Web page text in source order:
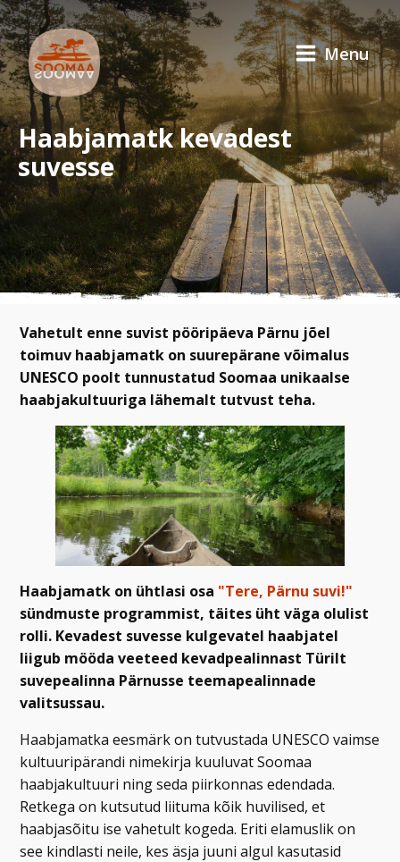
Menu
Haabjamatk kevadest
suvesse
Vahetult enne suvist pööripäeva Pärnu jõel
toimuv haabjamatk on suurepärane võimalus
UNESCO poolt tunnustatud Soomaa unikaalse
haabjakultuuriga lähemalt tutvust teha.
Haabjamatk on ühtlasi osa "Tere, Pärnu suvi!"
sündmuste programmist, täites üht väga olulist
rolli. Kevadest suvesse kulgevatel haabjatel
liigub mööda veeteed kevadpealinnast Türilt
suvepealinna Pärnusse teemapealinnade
valitsussau.
Haabjamatka eesmärk on tutvustada UNESCO vaimse
kultuuripärandi nimekirja kuuluvat Soomaa
haabjakultuuri ning seda piirkonnas edendada.
Retkega on kutsutud liituma kõik huvilised, et
haabjasõitu ise vahetult kogeda. Eriti elamuslik on
see kindlasti neile, kes äsja juuni algul kasutasid